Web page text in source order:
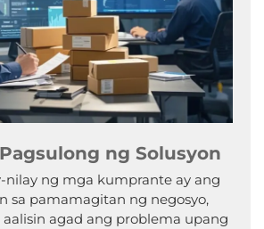
ng Solusyon
nilay ng mga kumprante ay ang
sa pamamagitan ng negosyo,
agad ang problema upang